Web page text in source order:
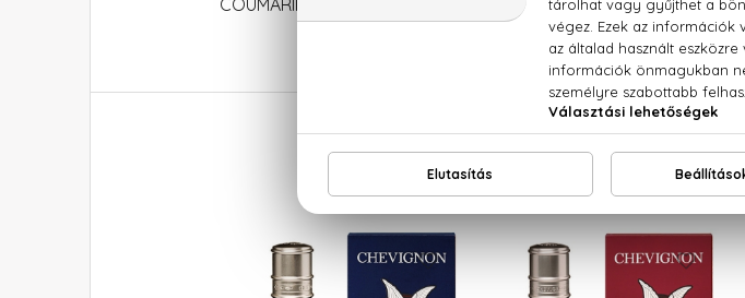
COUMARIN - GERANIOL - EUGENOL
NEKED